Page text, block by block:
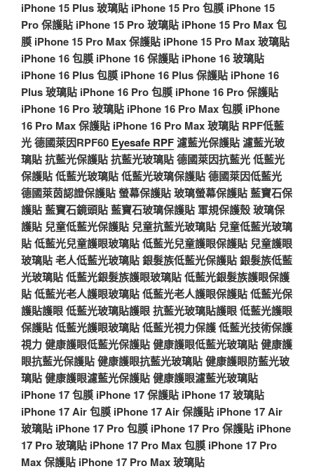
iPhone 15 Plus 玻璃貼 iPhone 15 Pro 包膜 iPhone 15
Pro 保護貼 iPhone 15 Pro 玻璃貼 iPhone 15 Pro Max 包
膜 iPhone 15 Pro Max 保護貼 iPhone 15 Pro Max 玻璃貼
iPhone 16 包膜 iPhone 16 保護貼 iPhone 16 玻璃貼
iPhone 16 Plus 包膜 iPhone 16 Plus 保護貼 iPhone 16
Plus 玻璃貼 iPhone 16 Pro 包膜 iPhone 16 Pro 保護貼
iPhone 16 Pro 玻璃貼 iPhone 16 Pro Max 包膜 iPhone
16 Pro Max 保護貼 iPhone 16 Pro Max 玻璃貼 RPF低藍
光德國萊因RPF60 Eyesafe RPF濾藍光保護貼濾藍光玻
璃貼抗藍光保護貼抗藍光玻璃貼德國萊因抗藍光低藍光
保護貼低藍光玻璃貼低藍光玻璃保護貼德國萊因低藍光
德國萊茵認證保護貼螢幕保護貼玻璃螢幕保護貼藍寶石保
護貼藍寶石鏡頭貼藍寶石玻璃保護貼 軍規保護殼玻璃保
護貼 兒童低藍光保護貼 兒童抗藍光玻璃貼 兒童低藍光玻璃
貼低藍光兒童護眼玻璃貼低藍光兒童護眼保護貼 兒童護眼
玻璃貼老人低藍光玻璃貼銀髮族低藍光保護貼銀髮族低藍
光玻璃貼低藍光銀髮族護眼玻璃貼低藍光銀髮族護眼保護
貼低藍光老人護眼玻璃貼低藍光老人護眼保護貼低藍光保
護貼護眼低藍光玻璃貼護眼抗藍光玻璃貼護眼低藍光護眼
保護貼低藍光護眼玻璃貼低藍光視力保護低藍光技術保護
視力健康護眼低藍光保護貼健康護眼低藍光玻璃貼健康護
眼抗藍光保護貼健康護眼抗藍光玻璃貼健康護眼防藍光玻
璃貼健康護眼濾藍光保護貼健康護眼濾藍光玻璃貼
iPhone 17 包膜 iPhone 17 保護貼 iPhone 17 玻璃貼
iPhone 17 Air 包膜 iPhone 17 Air 保護貼 iPhone 17 Air
玻璃貼 iPhone 17 Pro 包膜 iPhone 17 Pro 保護貼 iPhone
17 Pro 玻璃貼 iPhone 17 Pro Max 包膜 iPhone 17 Pro
Max 保護貼 iPhone 17 Pro Max 玻璃貼